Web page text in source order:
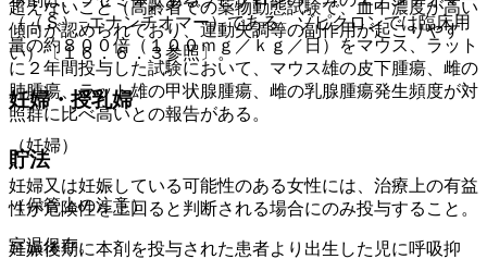
（（Ｓ）−エナンチオマー）である。ゾピクロンでは臨床用
量の約８００倍（１００ｍｇ／ｋｇ／日）をマウス、ラット
に２年間投与した試験において、マウス雄の皮下腫瘍、雌の
肺腫瘍、ラット雄の甲状腺腫瘍、雌の乳腺腫瘍発生頻度が対
照群に比べ高いとの報告がある。
貯法
（保管上の注意）
室温保存。
超えないこと（高齢者での薬物動態試験で、血中濃度が高い
傾向が認められており、運動失調等の副作用が起こりやす
い）〔１６．６．３参照〕。
妊婦・授乳婦
（妊婦）
妊婦又は妊娠している可能性のある女性には、治療上の有益
性が危険性を上回ると判断される場合にのみ投与すること。
妊娠後期に本剤を投与された患者より出生した児に呼吸抑